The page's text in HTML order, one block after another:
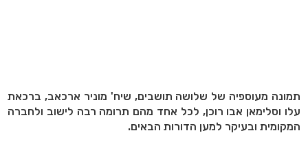
תמונה מעוספיה של שלושה תושבים, שיח' מוניר ארכאב, ברכאת
עלו וסלימאן אבו רוכן, לכל אחד מהם תרומה רבה לישוב ולחברה
המקומית ובעיקר למען הדורות הבאים.